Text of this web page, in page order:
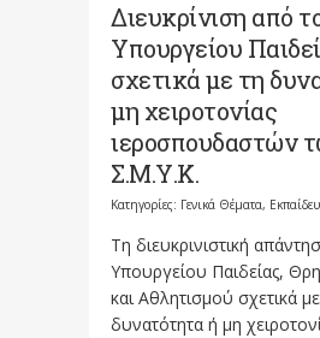
Διευκρίνιση από
Υπουργείου
σχετικά με τη
μη χειροτονίας
ιεροσπουδαστών
Σ.Μ.Υ.Κ.
Κατηγορίες: Γενικά Θέματα,
Τη διευκρινιστική
Υπουργείου Παιδείας,
και Αθλητισμού σχετικά
δυνατότητα ή μη